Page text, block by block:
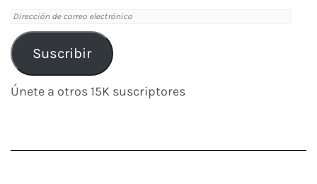
Dirección
de
correo
electrónico
Suscribir
Únete a otros 15K suscriptores